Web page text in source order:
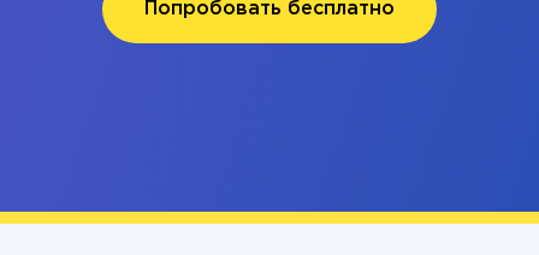
Попробовать бесплатно